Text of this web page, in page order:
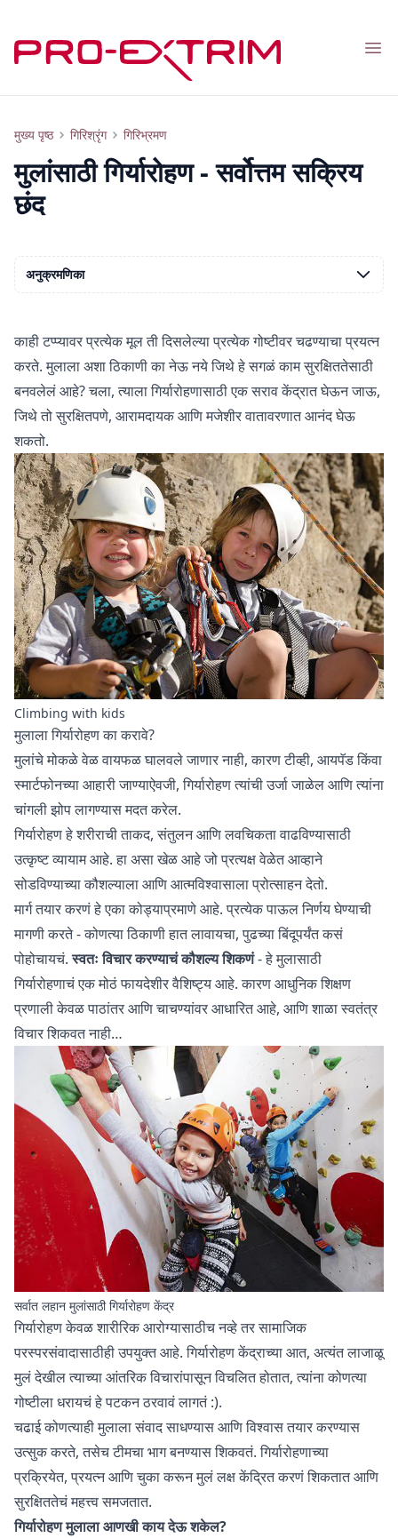
मुख्य पृष्ठ गिरिश्रृंग गिरिभ्रमण
मुलांसाठी गिर्यारोहण का सर्वोत्तम सक्रिय विश्रांती आहे?
मुलांसाठी गिर्यारोहण - सर्वोत्तम सक्रिय
छंद
काही टप्प्यावर प्रत्येक मूल ती दिसलेल्या प्रत्येक गोष्टीवर चढण्याचा प्रयत्न
करते. मुलाला अशा ठिकाणी का नेऊ नये जिथे हे सगळं काम सुरक्षिततेसाठी
बनवलेलं आहे? चला, त्याला गिर्यारोहणासाठी एक सराव केंद्रात घेऊन जाऊ,
जिथे तो सुरक्षितपणे, आरामदायक आणि मजेशीर वातावरणात आनंद घेऊ
शकतो.
Climbing with kids
मुलाला गिर्यारोहण का करावे?
मुलांचे मोकळे वेळ वायफळ घालवले जाणार नाही, कारण टीव्ही, आयपॅड किंवा
स्मार्टफोनच्या आहारी जाण्याऐवजी, गिर्यारोहण त्यांची उर्जा जाळेल आणि त्यांना
चांगली झोप लागण्यास मदत करेल.
गिर्यारोहण हे शरीराची ताकद, संतुलन आणि लवचिकता वाढविण्यासाठी
उत्कृष्ट व्यायाम आहे. हा असा खेळ आहे जो प्रत्यक्ष वेळेत आव्हाने
सोडविण्याच्या कौशल्याला आणि आत्मविश्वासाला प्रोत्साहन देतो.
मार्ग तयार करणं हे एका कोड्याप्रमाणे आहे. प्रत्येक पाऊल निर्णय घेण्याची
मागणी करते - कोणत्या ठिकाणी हात लावायचा, पुढच्या बिंदूपर्यंत कसं
पोहोचायचं.स्वतः विचार करण्याचं कौशल्य शिकणं- हे मुलासाठी
गिर्यारोहणाचं एक मोठं फायदेशीर वैशिष्ट्य आहे. कारण आधुनिक शिक्षण
प्रणाली केवळ पाठांतर आणि चाचण्यांवर आधारित आहे, आणि शाळा स्वतंत्र
विचार शिकवत नाही…
सर्वात लहान मुलांसाठी गिर्यारोहण केंद्र
गिर्यारोहण केवळ शारीरिक आरोग्यासाठीच नव्हे तर सामाजिक
परस्परसंवादासाठीही उपयुक्त आहे. गिर्यारोहण केंद्राच्या आत, अत्यंत लाजाळू
मुलं देखील त्याच्या आंतरिक विचारांपासून विचलित होतात, त्यांना कोणत्या
गोष्टीला धरायचं हे पटकन ठरवावं लागतं :).
चढाई कोणत्याही मुलाला संवाद साधण्यास आणि विश्‍वास तयार करण्यास
उत्सुक करते, तसेच टीमचा भाग बनण्यास शिकवतं. गिर्यारोहणाच्या
प्रक्रियेत, प्रयत्न आणि चुका करून मुलं लक्ष केंद्रित करणं शिकतात आणि
सुरक्षिततेचं महत्त्व समजतात.
गिर्यारोहण मुलाला आणखी काय देऊ शकेल?
अनुक्रमणिका